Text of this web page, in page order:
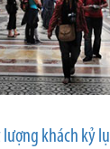
khách kỷ